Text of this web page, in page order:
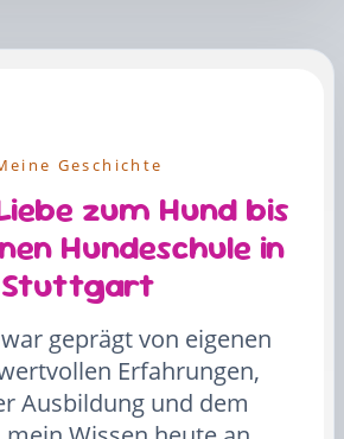
Geschichte
zum Hund bis
Hundeschule in
Stuttgart
geprägt von eigenen
Erfahrungen,
Ausbildung und dem